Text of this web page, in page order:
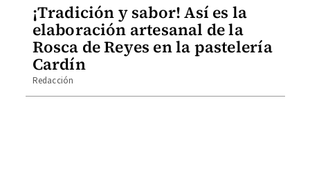
¡Tradición y sabor! Así es la
elaboración artesanal de la
Rosca de Reyes en la pastelería
Cardín
Redacción